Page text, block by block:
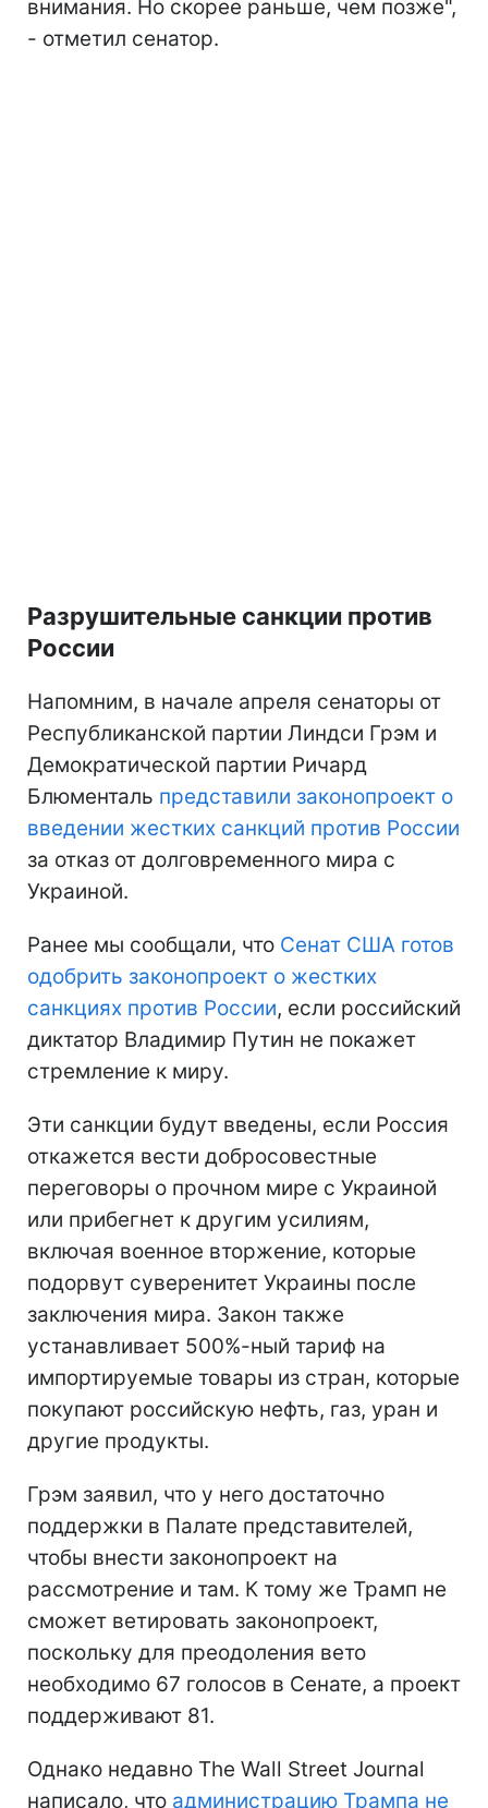
внимания. Но скорее раньше, чем позже",
- отметил сенатор.
Разрушительные санкции против
России
Напомним, в начале апреля сенаторы от
Республиканской партии Линдси Грэм и
Демократической партии Ричард
Блюменталь представили законопроект о
введении жестких санкций против России
за отказ от долговременного мира с
Украиной.
Ранее мы сообщали, что Сенат США готов
одобрить законопроект о жестких
санкциях против России, если российский
диктатор Владимир Путин не покажет
стремление к миру.
Эти санкции будут введены, если Россия
откажется вести добросовестные
переговоры о прочном мире с Украиной
или прибегнет к другим усилиям,
включая военное вторжение, которые
подорвут суверенитет Украины после
заключения мира. Закон также
устанавливает 500%-ный тариф на
импортируемые товары из стран, которые
покупают российскую нефть, газ, уран и
другие продукты.
Грэм заявил, что у него достаточно
поддержки в Палате представителей,
чтобы внести законопроект на
рассмотрение и там. К тому же Трамп не
сможет ветировать законопроект,
поскольку для преодоления вето
необходимо 67 голосов в Сенате, а проект
поддерживают 81.
Однако недавно The Wall Street Journal
написало, что администрацию Трампа не